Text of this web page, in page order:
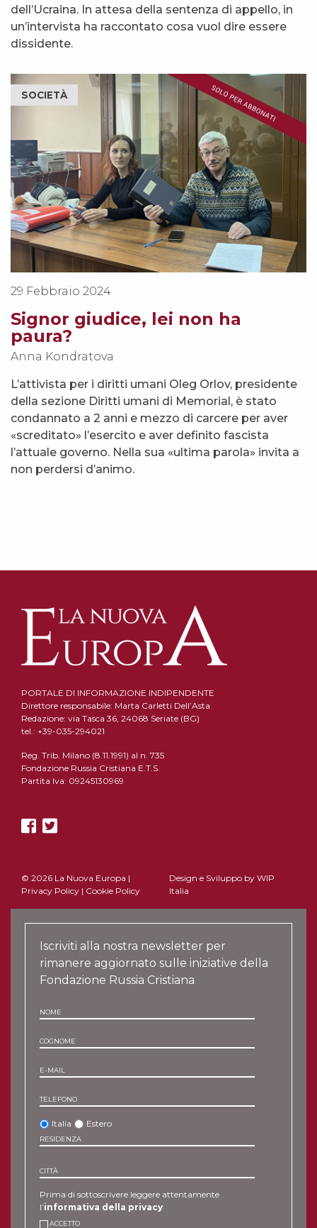
dell’Ucraina. In attesa della sentenza di appello, in
un’intervista ha raccontato cosa vuol dire essere
dissidente.
SOCIETÀ
29 Febbraio 2024
Signor giudice, lei non ha
paura?
Anna Kondratova
L’attivista per i diritti umani Oleg Orlov, presidente
della sezione Diritti umani di Memorial, è stato
condannato a 2 anni e mezzo di carcere per aver
«screditato» l’esercito e aver definito fascista
l’attuale governo. Nella sua «ultima parola» invita a
non perdersi d’animo.
PORTALE DI INFORMAZIONE INDIPENDENTE
Direttore responsabile: Marta Carletti Dell’Asta
Redazione: via Tasca 36, 24068 Seriate (BG)
tel.: +39-035-294021
Reg. Trib. Milano (8.11.1991) al n. 735
Fondazione Russia Cristiana E.T.S.
Partita Iva: 09245130969
© 2026 La Nuova Europa |
Privacy Policy | Cookie Policy
Design e Sviluppo by WIP
Italia
Iscriviti alla nostra newsletter per
rimanere aggiornato sulle iniziative della
Fondazione Russia Cristiana
NOME
COGNOME
E-MAIL
TELEFONO
Italia Estero
RESIDENZA
CITTÀ
Prima di sottoscrivere leggere attentamente
l’informativa della privacy
ACCETTO